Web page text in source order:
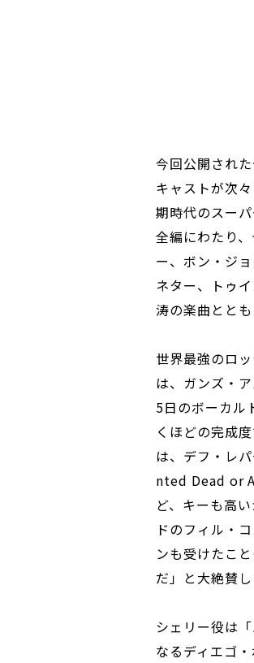
今回公開され
キャストが次
期時代のスー
全編にわたり
ー、ボン・ジ
ネター、トゥ
涛の楽曲とと
世界最強のロ
は、ガンズ・
5日のボーカル
くほどの完成
は、デフ・レ
nted Dead or
ど、キーも高
ドのフィル・
ンも受けたこ
だ」と大絶賛し
シェリー役は
なるディエゴ